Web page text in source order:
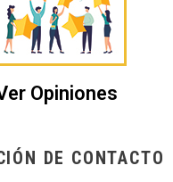
Opiniones
DE CONTACTO